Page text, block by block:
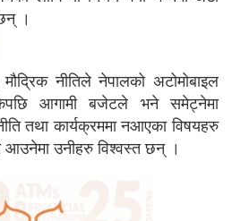
।
नीतिले नेपालको अटोमोबाइल
आगामी बजेटले भने समेट्नेमा
तथा कार्यक्रममा नआएका विषयहरु
आउनेमा उनीहरु विश्वस्त छन् ।